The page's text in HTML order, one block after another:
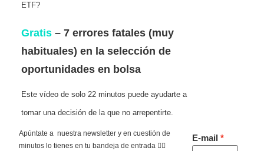
ETF?
Gratis – 7 errores fatales (muy
habituales) en la selección de
oportunidades en bolsa
Este vídeo de solo 22 minutos puede ayudarte a
tomar una decisión de la que no arrepentirte.
Apúntate a nuestra newsletter y en cuestión de
minutos lo tienes en tu bandeja de entrada 👇🏻
E-mail